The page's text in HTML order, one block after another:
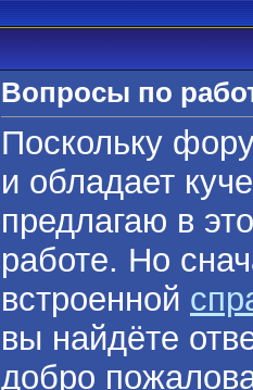
Вопросы по
Поскольку
и обладает
предлагаю в
работе. Но
встроенной
вы найдёте
добро